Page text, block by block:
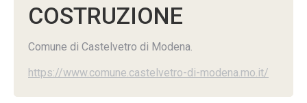
COSTRUZIONE
Comune di Castelvetro di Modena.
https://www.comune.castelvetro-di-modena.mo.it/